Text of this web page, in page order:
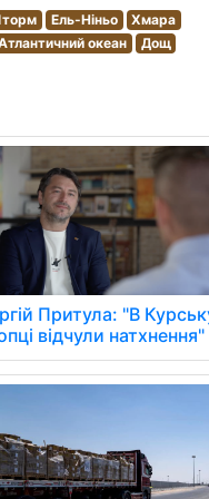
Ель-Ніньо
Хмара
океан
Дощ
Притула: "В
відчули натхнення"